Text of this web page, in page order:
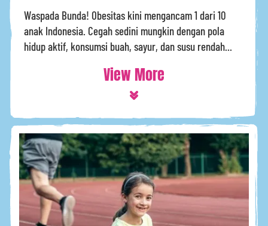
Waspada Bunda! Obesitas kini mengancam 1 dari 10
anak Indonesia. Cegah sedini mungkin dengan pola
hidup aktif, konsumsi buah, sayur, dan susu rendah...
View More